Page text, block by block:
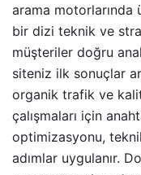
arama motorlarında
bir dizi teknik ve
müşteriler doğru
siteniz ilk sonuçlar
organik trafik ve
çalışmaları için
optimizasyonu,
adımlar uygulanır.